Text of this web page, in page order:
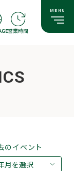
のイベント
月を選択